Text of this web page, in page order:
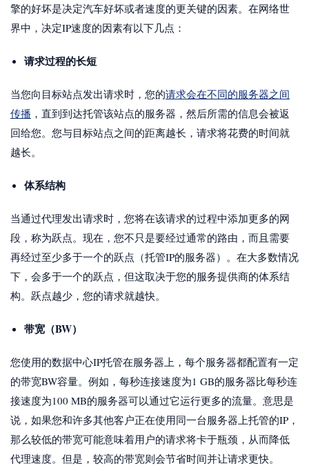
擎的好坏是决定汽车好坏或者速度的更关键的因素。在网络世
界中，决定IP速度的因素有以下几点：
请求过程的长短
当您向目标站点发出请求时，您的请求会在不同的服务器之间
传播 ，直到到达托管该站点的服务器，然后所需的信息会被返
回给您。您与目标站点之间的距离越长，请求将花费的时间就
越长。
体系结构
当通过代理发出请求时，您将在该请求的过程中添加更多的网
段，称为跃点。现在，您不只是要经过通常的路由，而且需要
再经过至少多于一个的跃点（托管IP的服务器）。在大多数情况
下，会多于一个的跃点，但这取决于您的服务提供商的体系结
构。跃点越少，您的请求就越快。
带宽（BW）
您使用的数据中心IP托管在服务器上，每个服务器都配置有一定
的带宽BW容量。例如，每秒连接速度为1 GB的服务器比每秒连
接速度为100 MB的服务器可以通过它运行更多的流量。意思是
说，如果您和许多其他客户正在使用同一台服务器上托管的IP，
那么较低的带宽可能意味着用户的请求将卡于瓶颈，从而降低
代理速度。但是，较高的带宽则会节省时间并让请求更快。